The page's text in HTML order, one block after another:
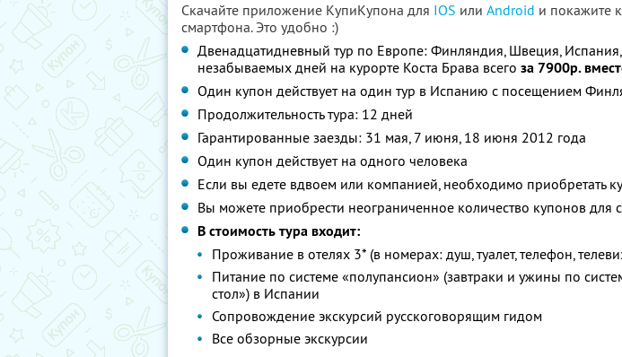
Скачайте приложение КупиКупона для IOS или Android и покажите
смартфона. Это удобно :)
Двенадцатидневный тур по Европе: Финляндия, Швеция, Испания,
незабываемых дней на курорте Коста Брава всего за 7900р.
Один купон действует на один тур в Испанию с посещением
Продолжительность тура: 12 дней
Гарантированные заезды: 31 мая, 7 июня, 18 июня 2012 года
Один купон действует на одного человека
Если вы едете вдвоем или компанией, необходимо приобретать
Вы можете приобрести неограниченное количество купонов для
В стоимость тура входит:
Проживание в отелях 3* (в номерах: душ, туалет, телефон,
Питание по системе «полупансион» (завтраки и ужины по
стол») в Испании
Сопровождение экскурсий русскоговорящим гидом
Все обзорные экскурсии